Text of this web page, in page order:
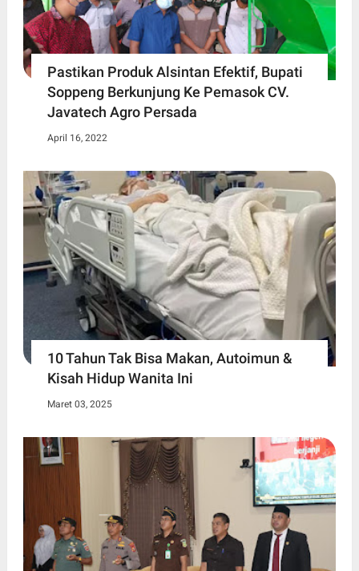
Pastikan Produk Alsintan Efektif, Bupati
Soppeng Berkunjung Ke Pemasok CV.
Javatech Agro Persada
April 16, 2022
10 Tahun Tak Bisa Makan, Autoimun &
Kisah Hidup Wanita Ini
Maret 03, 2025